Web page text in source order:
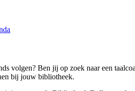
volgen? Ben jij op zoek naar een
bij jouw bibliotheek.